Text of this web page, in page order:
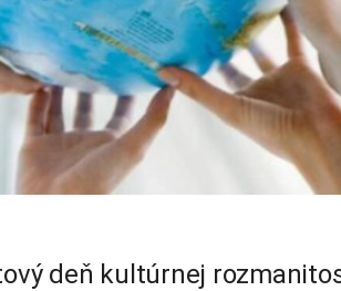
deň kultúrnej